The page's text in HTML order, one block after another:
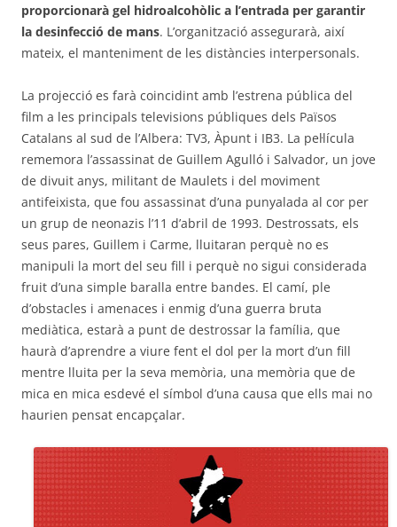
proporcionarà gel hidroalcohòlic a l’entrada per garantir
la desinfecció de mans. L’organització assegurarà, així
mateix, el manteniment de les distàncies interpersonals.
La projecció es farà coincidint amb l’estrena pública del
film a les principals televisions públiques dels Països
Catalans al sud de l’Albera: TV3, Àpunt i IB3. La pel·lícula
rememora l’assassinat de Guillem Agulló i Salvador, un jove
de divuit anys, militant de Maulets i del moviment
antifeixista, que fou assassinat d’una punyalada al cor per
un grup de neonazis l’11 d’abril de 1993. Destrossats, els
seus pares, Guillem i Carme, lluitaran perquè no es
manipuli la mort del seu fill i perquè no sigui considerada
fruit d’una simple baralla entre bandes. El camí, ple
d’obstacles i amenaces i enmig d’una guerra bruta
mediàtica, estarà a punt de destrossar la família, que
haurà d’aprendre a viure fent el dol per la mort d’un fill
mentre lluita per la seva memòria, una memòria que de
mica en mica esdevé el símbol d’una causa que ells mai no
haurien pensat encapçalar.